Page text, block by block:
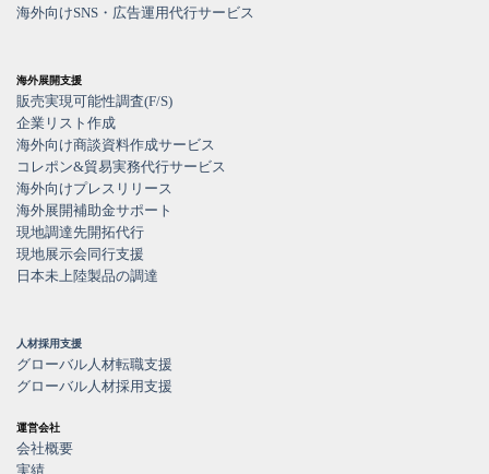
海外向けSNS・広告運用代行サービス
海外展開支援
販売実現可能性調査(F/S)
企業リスト作成
海外向け商談資料作成サービス
コレポン&貿易実務代行サービス
海外向けプレスリリース
海外展開補助金サポート
現地調達先開拓代行
現地展示会同行支援
日本未上陸製品の調達
人材採用支援
グローバル人材転職支援
グローバル人材採用支援
運営会社
会社概要
実績